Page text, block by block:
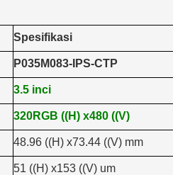
Spesifikasi
P035M083-IPS-CTP
3.5 inci
320RGB ((H) x480 ((V)
48.96 ((H) x73.44 ((V) mm
51 ((H) x153 ((V) um